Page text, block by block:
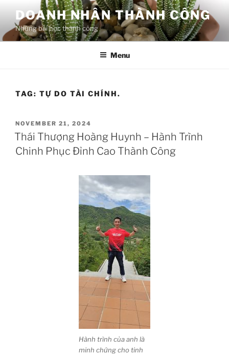
content
DOANH NHÂN THÀNH CÔNG
Những bài học thành công
Menu
TAG: TỰ DO TÀI CHÍNH.
POSTED
ON
NOVEMBER 21, 2024
Thái Thượng Hoàng Huynh – Hành Trình
Chinh Phục Đỉnh Cao Thành Công
Hành trình của anh là
minh chứng cho tinh